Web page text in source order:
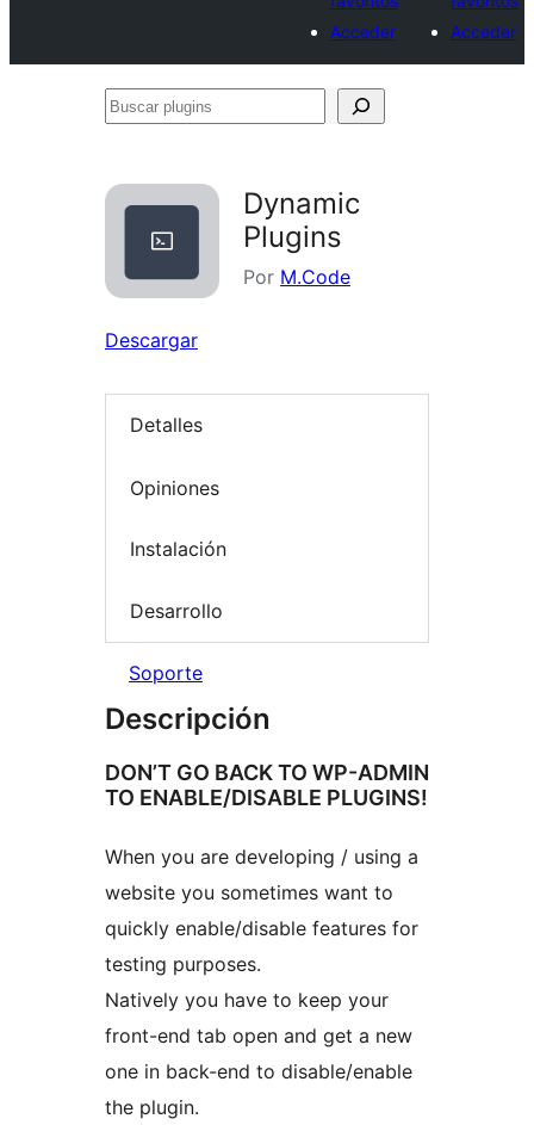
Acceder
Acceder
Buscar
Dynamic
Plugins
Por M.Code
Descargar
Detalles
Opiniones
Instalación
Desarrollo
Soporte
Descripción
DON’T GO BACK TO WP-ADMIN
TO ENABLE/DISABLE PLUGINS!
When you are developing / using a
website you sometimes want to
quickly enable/disable features for
testing purposes.
Natively you have to keep your
front-end tab open and get a new
one in back-end to disable/enable
the plugin.